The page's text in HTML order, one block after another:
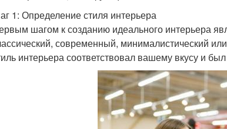
1: Определение стиля интерьера
шагом к созданию идеального интерьера
современный, минималистический
интерьера соответствовал вашему вкусу и